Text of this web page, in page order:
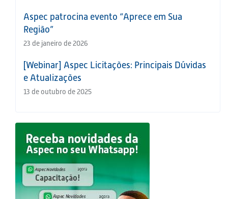
Aspec patrocina evento “Aprece em Sua
Região”
23 de janeiro de 2026
[Webinar] Aspec Licitações: Principais Dúvidas
e Atualizações
13 de outubro de 2025